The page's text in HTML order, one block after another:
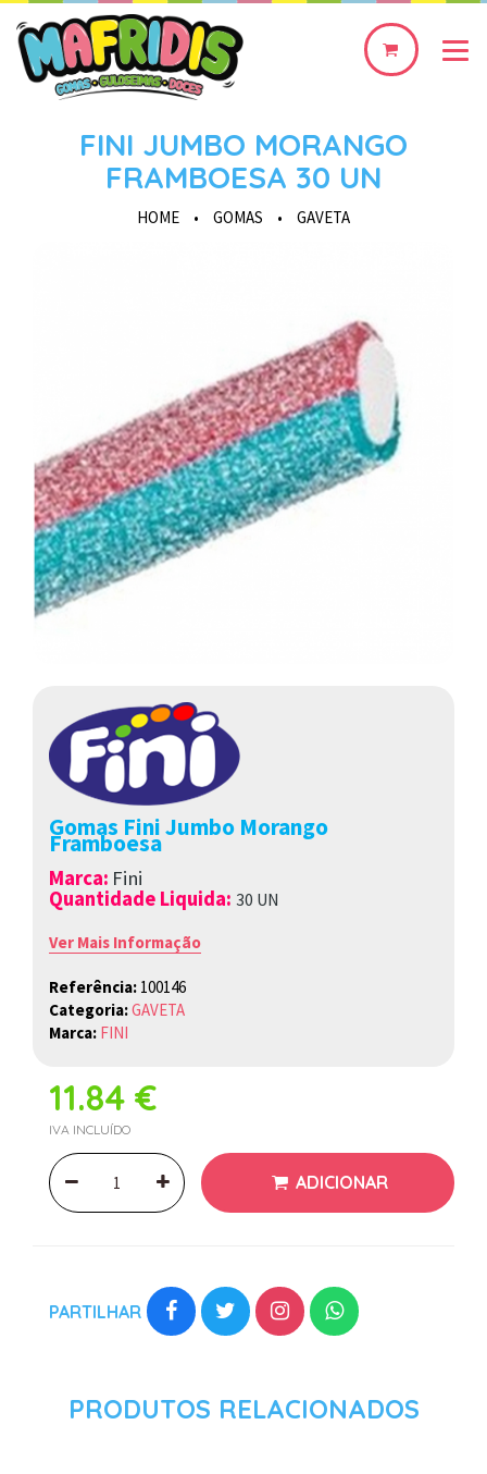
0
FINI JUMBO MORANGO
FRAMBOESA 30 UN
HOME • GOMAS • GAVETA
Gomas Fini Jumbo Morango
Framboesa
Marca: Fini
Quantidade Liquida: 30 UN
Ver Mais Informação
Referência: 100146
Categoria:GAVETA
Marca: FINI
11.84 €
IVA INCLUÍDO
ADICIONAR
PARTILHAR
PRODUTOS RELACIONADOS